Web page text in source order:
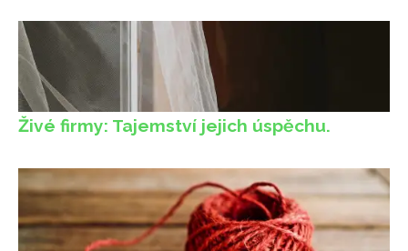
Živé firmy: Tajemství jejich úspěchu.